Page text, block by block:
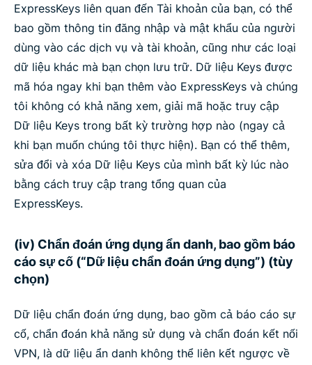
ExpressKeys liên quan đến Tài khoản của bạn, có thể
bao gồm thông tin đăng nhập và mật khẩu của người
dùng vào các dịch vụ và tài khoản, cũng như các loại
dữ liệu khác mà bạn chọn lưu trữ. Dữ liệu Keys được
mã hóa ngay khi bạn thêm vào ExpressKeys và chúng
tôi không có khả năng xem, giải mã hoặc truy cập
Dữ liệu Keys trong bất kỳ trường hợp nào (ngay cả
khi bạn muốn chúng tôi thực hiện). Bạn có thể thêm,
sửa đổi và xóa Dữ liệu Keys của mình bất kỳ lúc nào
bằng cách truy cập trang tổng quan của
ExpressKeys.
(iv) Chẩn đoán ứng dụng ẩn danh, bao gồm báo
cáo sự cố (“Dữ liệu chẩn đoán ứng dụng”) (tùy
chọn)
Dữ liệu chẩn đoán ứng dụng, bao gồm cả báo cáo sự
cố, chẩn đoán khả năng sử dụng và chẩn đoán kết nối
VPN, là dữ liệu ẩn danh không thể liên kết ngược về